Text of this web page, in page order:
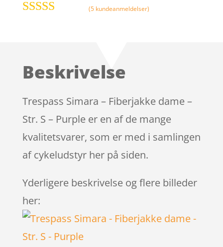
kundebed
(5 kundeanmeldelser)
Beskrivelse
Trespass Simara – Fiberjakke dame –
Str. S – Purple er en af de mange
kvalitetsvarer, som er med i samlingen
af cykeludstyr her på siden.
Yderligere beskrivelse og flere billeder
her: